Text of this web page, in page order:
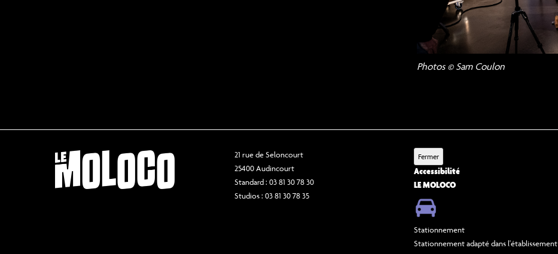
Photos © Sam Coulon
21 rue de Seloncourt
25400 Audincourt
Standard : 03 81 30 78 30
Studios : 03 81 30 78 35
Fermer
Accessibilité
LE MOLOCO
Stationnement
Stationnement adapté dans l'établissement